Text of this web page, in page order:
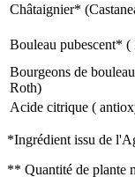
Châtaignier*
Bouleau pubescent* (
Bourgeons de
Roth)
Acide citrique (
*Ingrédient issu de
** Quantité de plante